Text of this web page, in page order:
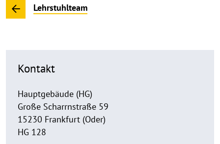
Lehrstuhlteam
Kontakt
Hauptgebäude (HG)
Große Scharrnstraße 59
15230 Frankfurt (Oder)
HG 128